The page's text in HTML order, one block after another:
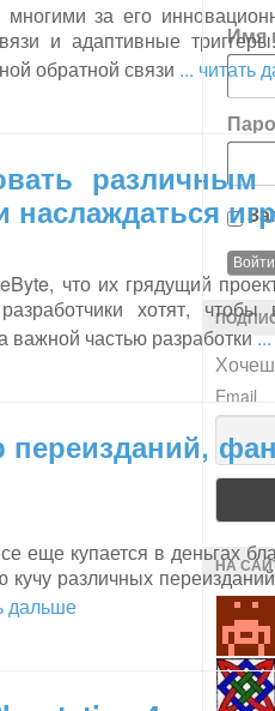
за его
и адаптивные
обратной связи ... читать
наслаждаться
что их грядущий
хотят,
важной частью разработки
переизданий,
еще купается в деньгах
различных
дальше
Имя
Email
НА